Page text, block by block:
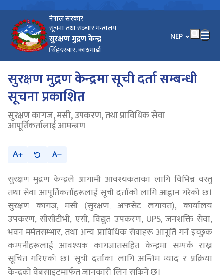
नेपाल सरकार
सूचना तथा सञ्‍चार मन्त्रालय
सुरक्षण मुद्रण केन्द्र
सिंहदरबार, काठमाडौं
भाषा चयन गर्नुहोस्
NEP
सुरक्षण मुद्रण केन्द्रमा सूची दर्ता सम्बन्धी
सूचना प्रकाशित
सुरक्षण कागज, मसी, उपकरण, तथा प्राविधिक सेवा
आपूर्तिकर्तालाई आमन्त्रण
A
A
सुरक्षण मुद्रण केन्द्रले आगामी आवश्यकताका लागि विभिन्न वस्तु
तथा सेवा आपूर्तिकर्ताहरूलाई सूची दर्ताको लागि आह्वान गरेको छ।
सुरक्षण कागज, मसी (सुरक्षण, अफसेट लगायत), कार्यालय
उपकरण, सीसीटीभी, एसी, विद्युत उपकरण, UPS, जनशक्ति सेवा,
भवन मर्मतसम्भार, तथा अन्य प्राविधिक सेवाहरू आपूर्ति गर्न इच्छुक
कम्पनीहरूलाई आवश्यक कागजातसहित केन्द्रमा सम्पर्क राख्न
सूचित गरिएको छ। सूची दर्ताका लागि अन्तिम म्याद र प्रक्रिया
केन्द्रको वेबसाइटमार्फत जानकारी लिन सकिने छ।